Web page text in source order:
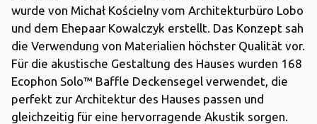
wurde von Michał Kościelny vom Architekturbüro Lobo
und dem Ehepaar Kowalczyk erstellt. Das Konzept sah
die Verwendung von Materialien höchster Qualität vor.
Für die akustische Gestaltung des Hauses wurden 168
Ecophon Solo™ Baffle Deckensegel verwendet, die
perfekt zur Architektur des Hauses passen und
gleichzeitig für eine hervorragende Akustik sorgen.